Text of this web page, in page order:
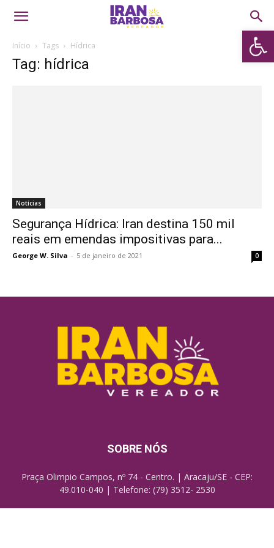
Abrir
Início Tags Hídrica
Tag: hídrica
Notícias
Segurança Hídrica: Iran destina 150 mil
reais em emendas impositivas para...
George W. Silva - 5 de janeiro de 2021 0
SOBRE NÓS
Praça Olimpio Campos, nº 74 - Centro. | Aracaju/SE - CEP:
49.010-040 | Telefone: (79) 3512- 2530